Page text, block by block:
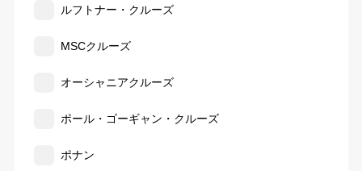
ルフトナー・クルーズ
MSCクルーズ
オーシャニアクルーズ
ポール・ゴーギャン・クルーズ
ポナン